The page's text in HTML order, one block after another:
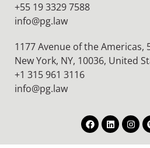
+55 19 3329 7588
info@pg.law
1177 Avenue of the Americas,
New York, NY, 10036, United
+1 315 961 3116
info@pg.law